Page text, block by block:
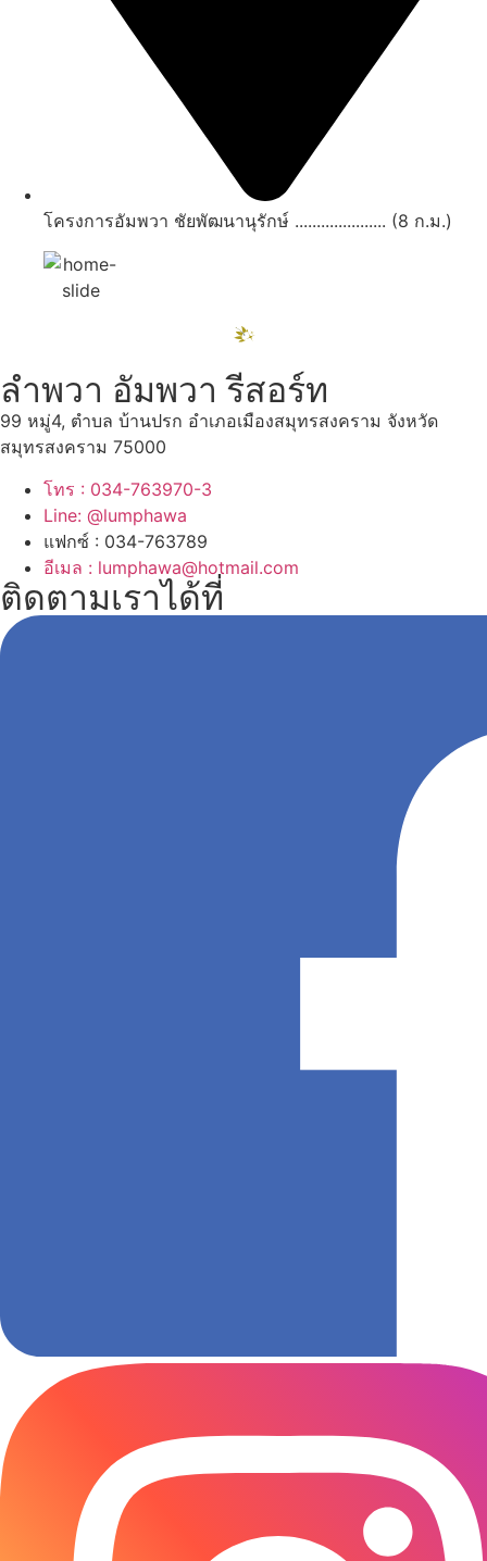
โครงการอัมพวา ชัยพัฒนานุรักษ์ ..................... (8 ก.ม.)
ลำพวา อัมพวา รีสอร์ท
99 หมู่4, ตำบล บ้านปรก อำเภอเมืองสมุทรสงคราม จังหวัด
สมุทรสงคราม 75000
โทร : 034-763970-3
Line: @lumphawa
แฟกซ์ : 034-763789
อีเมล : lumphawa@hotmail.com
ติดตามเราได้ที่